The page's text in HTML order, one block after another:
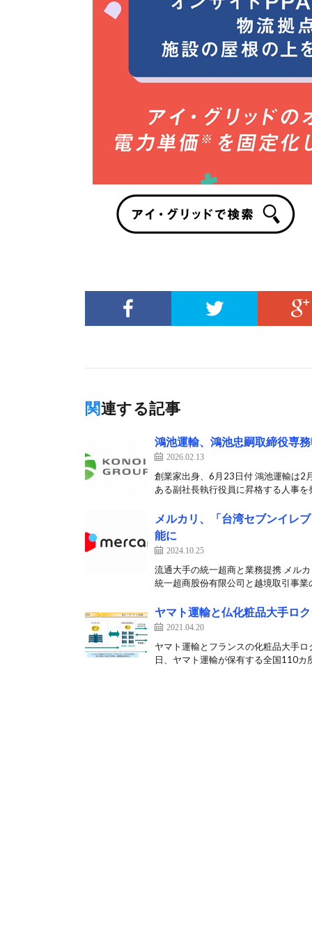
関連する記事
鴻池運輸、鴻池忠嗣取締役専
2026.02.13
創業家出身、6月23日付 鴻池運輸は2
ある副社長執行役員に昇格する人事
メルカリ、「台湾セブンイレ
能に
2024.10.25
流通大手の統一超商と業務提携 メル
統一超商股份有限公司と越境取引事
ヤマト運輸と仏化粧品大手ロ
2021.04.20
ヤマト運輸とフランスの化粧品大手
日、ヤマト運輸が保有する全国110カ